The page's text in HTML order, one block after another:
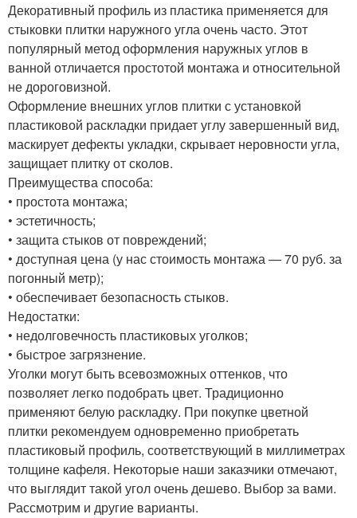
Декоративный профиль из пластика применяется для
стыковки плитки наружного угла очень часто. Этот
популярный метод оформления наружных углов в
ванной отличается простотой монтажа и относительной
не дороговизной.
Оформление внешних углов плитки с установкой
пластиковой раскладки придает углу завершенный вид,
маскирует дефекты укладки, скрывает неровности угла,
защищает плитку от сколов.
Преимущества способа:
• простота монтажа;
• эстетичность;
• защита стыков от повреждений;
• доступная цена (у нас стоимость монтажа — 70 руб. за
погонный метр);
• обеспечивает безопасность стыков.
Недостатки:
• недолговечность пластиковых уголков;
• быстрое загрязнение.
Уголки могут быть всевозможных оттенков, что
позволяет легко подобрать цвет. Традиционно
применяют белую раскладку. При покупке цветной
плитки рекомендуем одновременно приобретать
пластиковый профиль, соответствующий в миллиметрах
толщине кафеля. Некоторые наши заказчики отмечают,
что выглядит такой угол очень дешево. Выбор за вами.
Рассмотрим и другие варианты.